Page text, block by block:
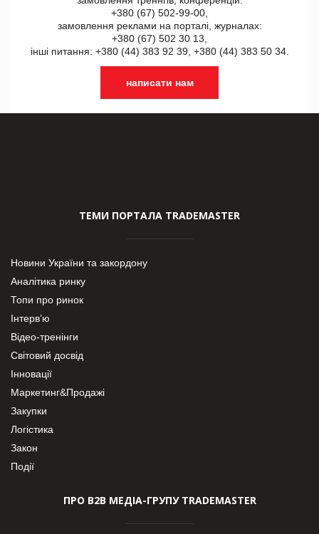
+380 (67) 502-99-00,
замовлення реклами на порталі, журналах:
+380 (67) 502 30 13,
інші питання: +380 (44) 383 92 39, +380 (44) 383 50 34.
написати нам
ТЕМИ ПОРТАЛА TRADEMASTER
Новини України та закордону
Аналітика ринку
Топи про ринок
Інтерв’ю
Відео-тренінги
Світовий досвід
Інновації
Маркетинг&Продажі
Закупки
Логістика
Закон
Події
ПРО В2В МЕДІА-ГРУПУ TRADEMASTER